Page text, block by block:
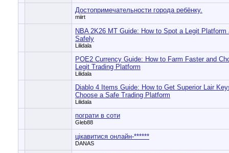
Достопримечательности города ребёнку.
miirt
NBA 2K26 MT Guide: How to Spot a Legit Platform
Safely
Lilidala
POE2 Currency Guide: How to Farm Faster and
Legit Trading Platform
Lilidala
Diablo 4 Items Guide: How to Get Superior Lair
Choose a Safe Trading Platform
Lilidala
пограти в соти
Gleb88
цікавитися онлайн-******
DANAS